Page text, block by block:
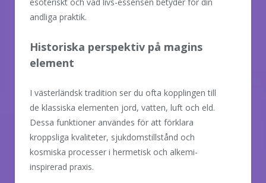
andliga praktik.
Historiska perspektiv på magins
element
I västerländsk tradition ser du ofta kopplingen till
de klassiska elementen jord, vatten, luft och eld.
Dessa funktioner användes för att förklara
kroppsliga kvaliteter, sjukdomstillstånd och
kosmiska processer i hermetisk och alkemi-
inspirerad praxis.